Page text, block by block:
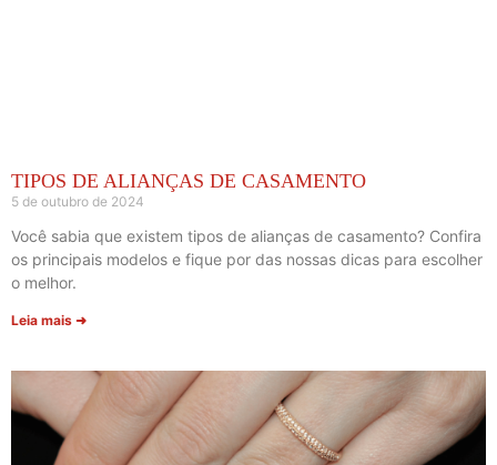
TIPOS DE ALIANÇAS DE CASAMENTO
5 de outubro de 2024
Você sabia que existem tipos de alianças de casamento? Confira
os principais modelos e fique por das nossas dicas para escolher
o melhor.
Leia mais ➜